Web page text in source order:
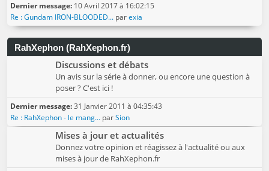
Dernier message: 10 Avril 2017 à 16:02:15
Re : Gundam IRON-BLOODED... parexia
RahXephon (RahXephon.fr)
Discussions et débats
Un avis sur la série à donner, ou encore une question à
poser ? C'est ici !
Dernier message:31 Janvier 2011 à 04:35:43
Re : RahXephon - le mang... parSion
Mises à jour et actualités
Donnez votre opinion et réagissez à l'actualité ou aux
mises à jour de RahXephon.fr